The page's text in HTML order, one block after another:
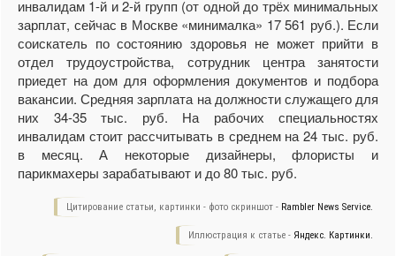
инвалидам 1-й и 2-й групп (от одной до трёх минимальных
зарплат, сейчас в Москве «минималка» 17 561 руб.). Если
соискатель по состоянию здоровья не может прийти в
отдел трудоустройства, сотрудник центра занятости
приедет на дом для оформления документов и подбора
вакансии. Средняя зарплата на должности служащего для
них 34-35 тыс. руб. На рабочих специальностях
инвалидам стоит рассчитывать в среднем на 24 тыс. руб.
в месяц. А некоторые дизайнеры, флористы и
парикмахеры зарабатывают и до 80 тыс. руб.
Цитирование статьи, картинки - фото скриншот - Rambler News Service.
Иллюстрация к статье - Яндекс. Картинки.